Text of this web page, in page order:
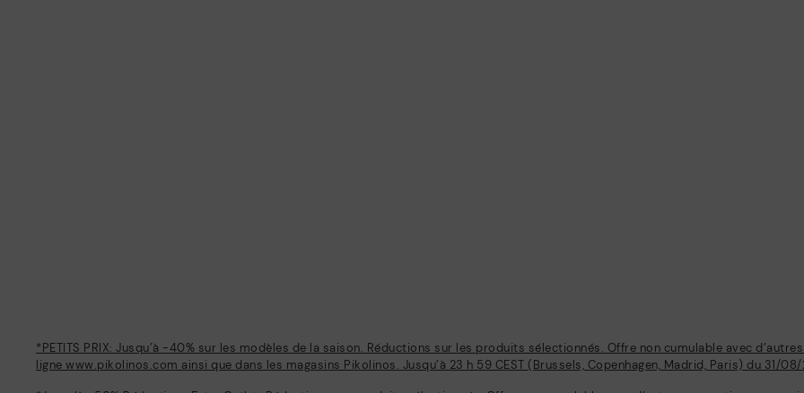
*PETITS PRIX: Jusqu’à -40% sur les modèles de la saison. Réductions sur les produits sélectionnés. Offre non cumulable avec
ligne www.pikolinos.com ainsi que dans les magasins Pikolinos. Jusqu’à 23 h 59 CEST (Brussels, Copenhagen, Madrid, Paris) du 31/